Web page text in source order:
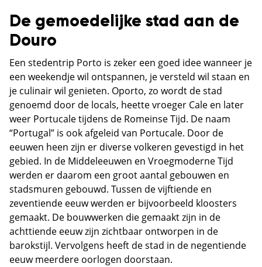
De gemoedelijke stad aan de
Douro
Een stedentrip Porto is zeker een goed idee wanneer je
een weekendje wil ontspannen, je versteld wil staan en
je culinair wil genieten. Oporto, zo wordt de stad
genoemd door de locals, heette vroeger Cale en later
weer Portucale tijdens de Romeinse Tijd. De naam
“Portugal” is ook afgeleid van Portucale. Door de
eeuwen heen zijn er diverse volkeren gevestigd in het
gebied. In de Middeleeuwen en Vroegmoderne Tijd
werden er daarom een groot aantal gebouwen en
stadsmuren gebouwd. Tussen de vijftiende en
zeventiende eeuw werden er bijvoorbeeld kloosters
gemaakt. De bouwwerken die gemaakt zijn in de
achttiende eeuw zijn zichtbaar ontworpen in de
barokstijl. Vervolgens heeft de stad in de negentiende
eeuw meerdere oorlogen doorstaan.